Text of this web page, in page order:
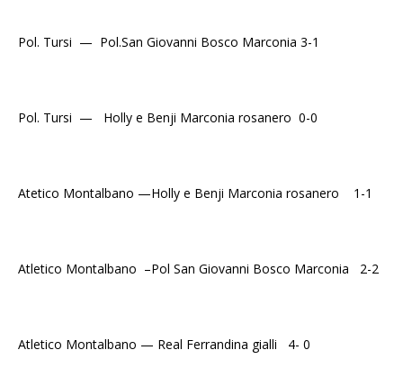
Pol. Tursi — Pol.San Giovanni Bosco Marconia 3-1
Pol. Tursi — Holly e Benji Marconia rosanero 0-0
Atetico Montalbano —Holly e Benji Marconia rosanero 1-1
Atletico Montalbano –Pol San Giovanni Bosco Marconia 2-2
Atletico Montalbano — Real Ferrandina gialli 4- 0